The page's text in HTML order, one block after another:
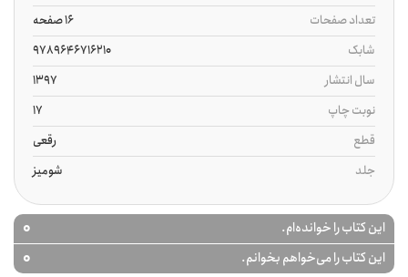
تعداد صفحات
16 صفحه
شابک
9789646716210
سال انتشار
1397
نوبت چاپ
17
قطع
رقعی
جلد
شومیز
این کتاب را خوانده‌ام. 0
این کتاب را می‌خواهم بخوانم.
0